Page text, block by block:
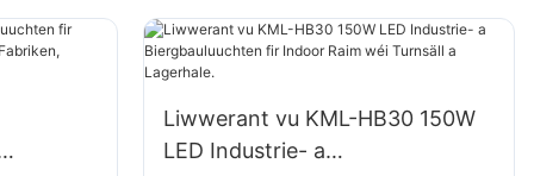
Liwwerant vu KML-HB30 150W
LED Industrie- a